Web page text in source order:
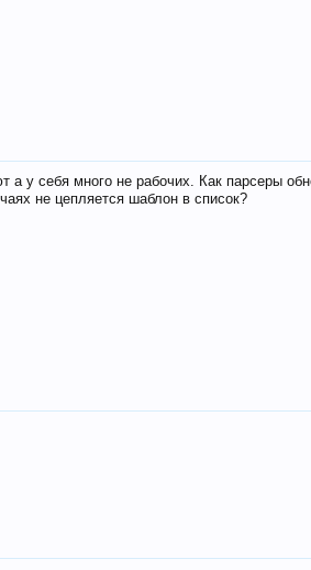
у себя много не рабочих. Как парсеры
не цепляется шаблон в список?